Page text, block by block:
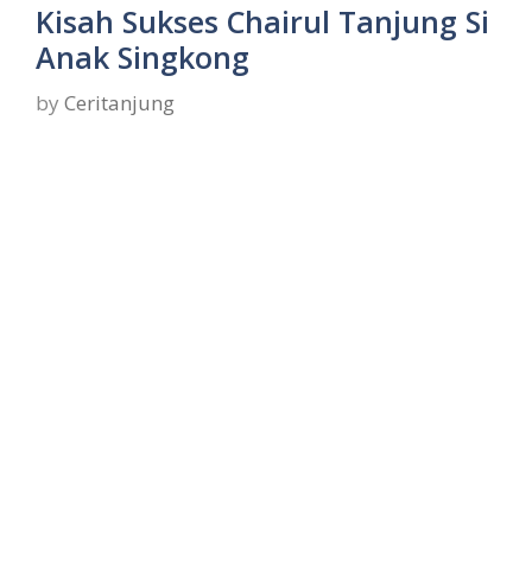
Kisah Sukses Chairul Tanjung Si
Anak Singkong
by Ceritanjung